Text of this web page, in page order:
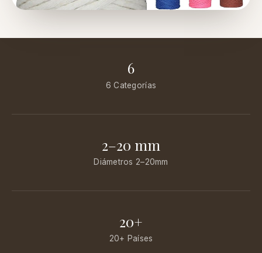
6
6 Categorías
2–20 mm
Diámetros 2–20mm
20+
20+ Países